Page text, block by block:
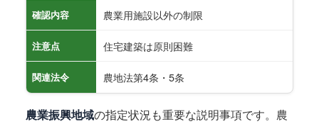
確認内容 農業用施設以外の制限
注意点 住宅建築は原則困難
関連法令 農地法第4条・5条
農業振興地域の指定状況も重要な説明事項です。農